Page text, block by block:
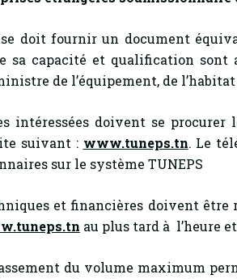
doit fournir un document
sa capacité et qualification sont
de l’équipement, de
intéressées doivent se procurer
suivant : www.tuneps.tn. Le
sur le système TUNEPS
et financières doivent être
au plus tard à l’heure
du volume maximum